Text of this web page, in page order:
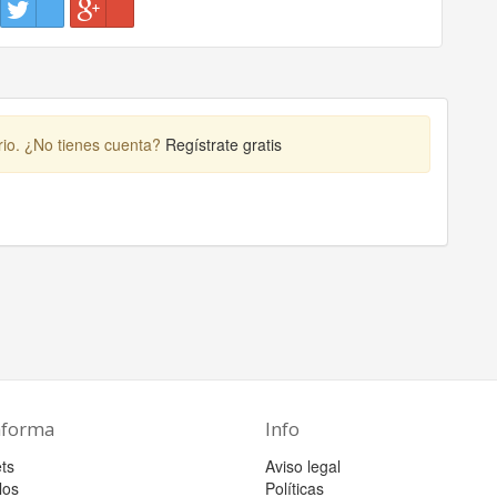
¿No tienes cuenta? Regístrate gratis
Info
Aviso legal
Políticas